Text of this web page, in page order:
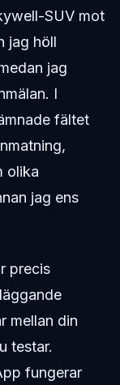
SUV mot
jag höll
jag
I
fältet
olika
jag ens
precis
mellan din
testar.
fungerar